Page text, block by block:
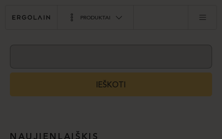
PRODUKTAI
IEŠKOTI
NAUJIENLAIŠKIS